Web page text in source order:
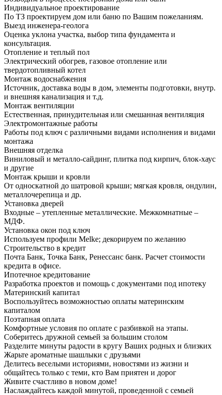
Индивидуальное проектирование
По ТЗ проектируем дом или баню по Вашим пожеланиям.
Выезд инженера-геолога
Оценка уклона участка, выбор типа фундамента и
консультация.
Отопление и теплый пол
Электрический обогрев, газовое отопление или
твердотопливный котел
Монтаж водоснабжения
Источник, доставка воды в дом, элементы подготовки, внутр.
и внешняя канализация и т.д.
Монтаж вентиляции
Естественная, принудительная или смешанная вентиляция
Электромонтажные работы
Работы под ключ с различными видами исполнения и видами
монтажа
Внешняя отделка
Виниловый и металло-сайдинг, плитка под кирпич, блок-хаус
и другие
Монтаж крыши и кровли
От односкатной до шатровой крыши; мягкая кровля, ондулин,
металлочерепица и др.
Установка дверей
Входные – утепленные металлические. Межкомнатные –
МДФ.
Установка окон под ключ
Используем профили Melke; декорируем по желанию
Строительство в кредит
Почта Банк, Точка Банк, Ренессанс банк. Расчет стоимости
кредита в офисе.
Ипотечное кредитование
Разработка проектов и помощь с документами под ипотеку
Материнский капитал
Воспользуйтесь возможностью оплаты материнским
капиталом
Поэтапная оплата
Комфортные условия по оплате с разбивкой на этапы.
Соберитесь дружной семьей за большим столом
Разделите минуты радости в кругу Ваших родных и близких
Жарьте ароматные шашлыки с друзьями
Делитесь веселыми историями, новостями из жизни и
общайтесь только с теми, кто Вам приятен и дорог
Живите счастливо в новом доме!
Наслаждайтесь каждой минутой, проведенной с семьей